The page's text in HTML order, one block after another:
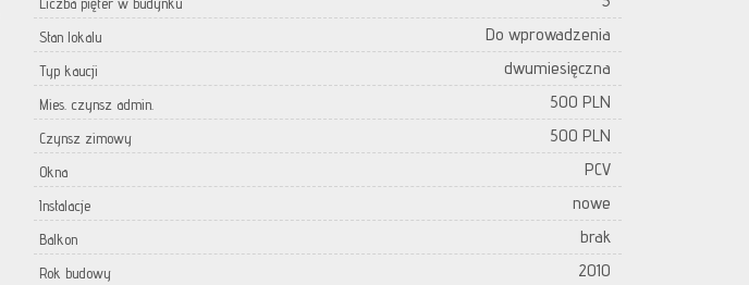
Stan lokalu Do wprowadzenia
Typ kaucji dwumiesięczna
Mies. czynsz admin. 500 PLN
Czynsz zimowy 500 PLN
Okna PCV
Instalacje nowe
Balkon brak
Rok budowy 2010